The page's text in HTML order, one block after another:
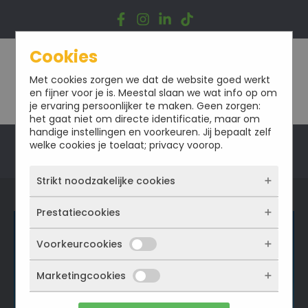
Offerte
Cookies
Met cookies zorgen we dat de website goed werkt
en fijner voor je is. Meestal slaan we wat info op om
je ervaring persoonlijker te maken. Geen zorgen:
het gaat niet om directe identificatie, maar om
handige instellingen en voorkeuren. Jij bepaalt zelf
welke cookies je toelaat; privacy voorop.
Strikt noodzakelijke cookies
Deze cookies zorgen ervoor dat de website
überhaupt werkt. Ze zijn dus altijd actief en
kunnen niet worden uitgezet. Meestal worden
ze alleen geplaatst als jij iets doet, zoals
inloggen, een formulier invullen of je
privacyvoorkeuren opslaan. Je kunt je browser
zo instellen dat hij deze cookies blokkeert of je
Prestatiecookies
Met deze cookies zien we hoe vaak onze site
bezocht wordt, waar bezoekers vandaan
komen en welke pagina’s populair zijn. Zo
kunnen we de website blijven verbeteren.
Alles wat we meten is anoniem, we weten dus
Voorkeurcookies
Deze cookies onthouden jouw voorkeuren.
Bijvoorbeeld taalkeuze of ingevulde gegevens.
Marketingcookies